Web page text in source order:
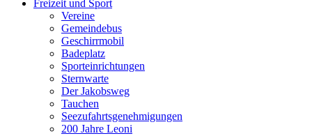
Freizeit und Sport
Vereine
Gemeindebus
Geschirrmobil
Badeplatz
Sporteinrichtungen
Sternwarte
Der Jakobsweg
Tauchen
Seezufahrtsgenehmigungen
200 Jahre Leoni